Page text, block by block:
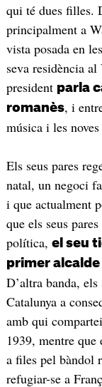
qui té dues filles.
principalment a
vista posada en
seva residència
president parla
romanès, i
música i les
Els seus pares
natal, un negoci
i que actualment
que els seus
política, el seu
primer alcalde
D’altra banda,
Catalunya a
amb qui
1939, mentre
a files pel bàndol
refugiar-se a